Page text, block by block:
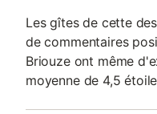
Les gîtes de cette
de commentaires
Briouze ont même
moyenne de 4,5